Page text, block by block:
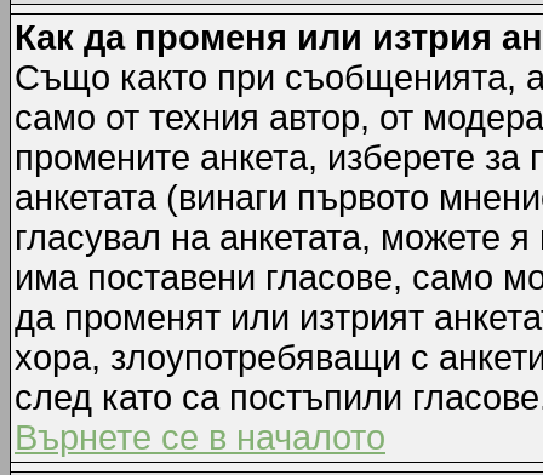
Как да променя или изтрия
Също както при съобщенията,
само от техния автор, от
промените анкета, изберете
анкетата (винаги първото
гласувал на анкетата, можете
има поставени гласове, само
да променят или изтрият
хора, злоупотребяващи с
след като са постъпили
Върнете се в началото